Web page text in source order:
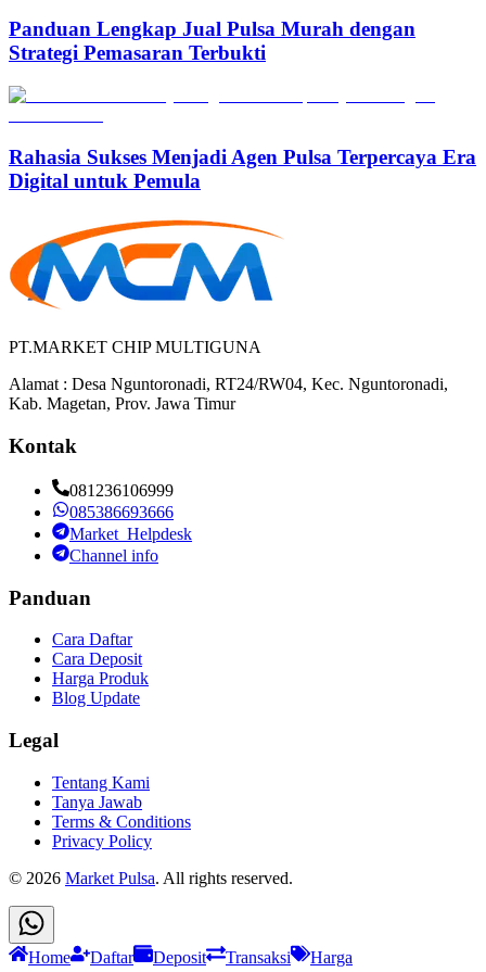
Panduan Lengkap Jual Pulsa Murah dengan
Strategi Pemasaran Terbukti
Rahasia Sukses Menjadi Agen Pulsa Terpercaya Era
Digital untuk Pemula
PT.MARKET CHIP MULTIGUNA
Alamat : Desa Nguntoronadi, RT24/RW04, Kec. Nguntoronadi,
Kab. Magetan, Prov. Jawa Timur
Kontak
081236106999
085386693666
Market_Helpdesk
Channel info
Panduan
Cara Daftar
Cara Deposit
Harga Produk
Blog Update
Legal
Tentang Kami
Tanya Jawab
Terms & Conditions
Privacy Policy
© 2026 Market Pulsa. All rights reserved.
Home Daftar Deposit Transaksi Harga